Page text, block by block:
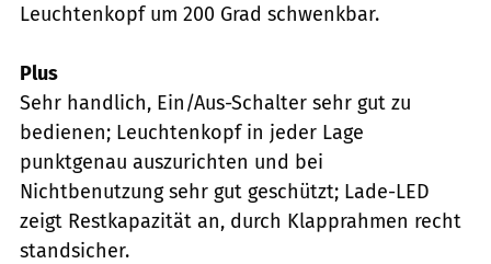
Leuchtenkopf um 200 Grad schwenkbar.
Plus
Sehr handlich, Ein/Aus-Schalter sehr gut zu
bedienen; Leuchtenkopf in jeder Lage
punktgenau auszurichten und bei
Nichtbenutzung sehr gut geschützt; Lade-LED
zeigt Restkapazität an, durch Klapprahmen recht
standsicher.